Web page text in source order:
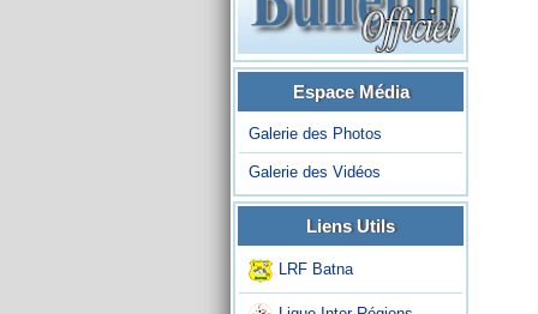
Espace Média
Galerie des Photos
Galerie des Vidéos
Liens Utils
LRF Batna